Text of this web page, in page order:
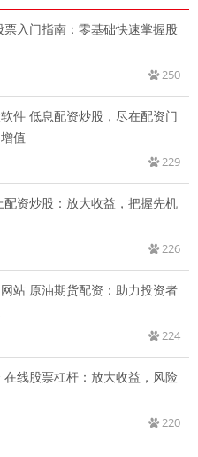
入门指南：零基础快速掌握股
250
件 低息配资炒股，尽在配资门
值
229
配资炒股：放大收益，把握先机
226
站 原油期货配资：助力投资者
224
线股票杠杆：放大收益，风险
220